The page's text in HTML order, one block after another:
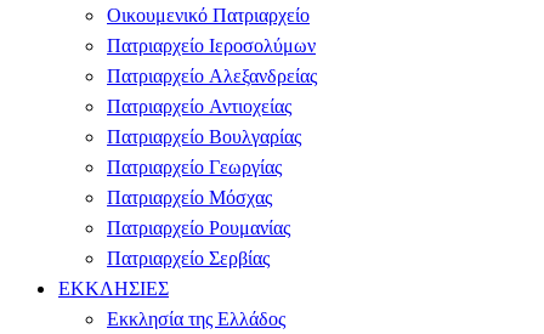
Οικουμενικό Πατριαρχείο
Πατριαρχείο Ιεροσολύμων
Πατριαρχείο Αλεξανδρείας
Πατριαρχείο Αντιοχείας
Πατριαρχείο Βουλγαρίας
Πατριαρχείο Γεωργίας
Πατριαρχείο Μόσχας
Πατριαρχείο Ρουμανίας
Πατριαρχείο Σερβίας
ΕΚΚΛΗΣΙΕΣ
Εκκλησία της Ελλάδος